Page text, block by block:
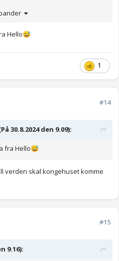
med Hello. Som vi har
av Hello og Netflix, i de tilfellene
hello-jaslottet-nei/81867410
Hello😅
1
#14
30.8.2024 den 9.09):
fra Hello😅
verden skal kongehuset komme
#15
9.16):